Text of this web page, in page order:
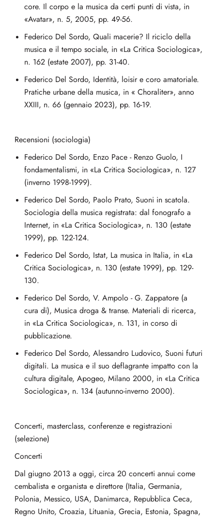
core. Il corpo e la musica da certi punti di vista, in
«Avatar», n. 5, 2005, pp. 49-56.
Federico Del Sordo, Quali macerie? Il riciclo della
musica e il tempo sociale, in «La Critica Sociologica»,
n. 162 (estate 2007), pp. 31-40.
Federico Del Sordo, Identità, loisir e coro amatoriale.
Pratiche urbane della musica, in « Choraliter», anno
XXIII, n. 66 (gennaio 2023), pp. 16-19.
Recensioni (sociologia)
Federico Del Sordo, Enzo Pace - Renzo Guolo, I
fondamentalismi, in «La Critica Sociologica», n. 127
(inverno 1998-1999).
Federico Del Sordo, Paolo Prato, Suoni in scatola.
Sociologia della musica registrata: dal fonografo a
Internet, in «La Critica Sociologica», n. 130 (estate
1999), pp. 122-124.
Federico Del Sordo, Istat, La musica in Italia, in «La
Critica Sociologica», n. 130 (estate 1999), pp. 129-
130.
Federico Del Sordo, V. Ampolo - G. Zappatore (a
cura di), Musica droga & transe. Materiali di ricerca,
in «La Critica Sociologica», n. 131, in corso di
pubblicazione.
Federico Del Sordo, Alessandro Ludovico, Suoni futuri
digitali. La musica e il suo deflagrante impatto con la
cultura digitale, Apogeo, Milano 2000, in «La Critica
Sociologica», n. 134 (autunno-inverno 2000).
Concerti, masterclass, conferenze e registrazioni
(selezione)
Concerti
Dal giugno 2013 a oggi, circa 20 concerti annui come
cembalista e organista e direttore (Italia, Germania,
Polonia, Messico, USA, Danimarca, Repubblica Ceca,
Regno Unito, Croazia, Lituania, Grecia, Estonia, Spagna,